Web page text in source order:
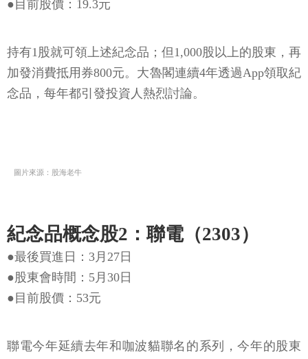
●目前股價：19.3元
持有1股就可領上述紀念品；但1,000股以上的股東，再
加發消費抵用券800元。大魯閣連續4年透過App領取紀
念品，每年都引發投資人熱烈討論。
圖片來源：股海老牛
紀念品概念股2：聯電（2303）
●最後買進日：3月27日
●股東會時間：5月30日
●目前股價：53元
聯電今年延續去年和咖波貓聯名的系列，今年的股東